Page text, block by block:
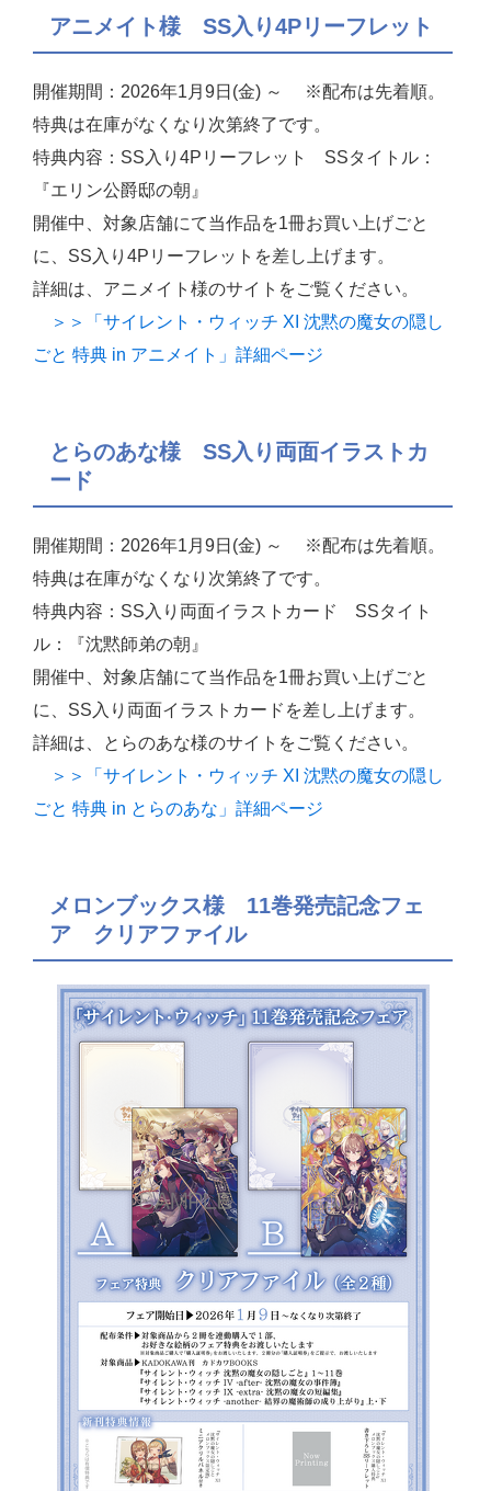
アニメイト様 SS入り4Pリーフレット
開催期間：2026年1月9日(金) ～ ※配布は先着順。
特典は在庫がなくなり次第終了です。
特典内容：SS入り4Pリーフレット SSタイトル：
『エリン公爵邸の朝』
開催中、対象店舗にて当作品を1冊お買い上げごと
に、SS入り4Pリーフレットを差し上げます。
詳細は、アニメイト様のサイトをご覧ください。
＞＞「サイレント・ウィッチ XI 沈黙の魔女の隠し
ごと 特典 in アニメイト」詳細ページ
とらのあな様 SS入り両面イラストカ
ード
開催期間：2026年1月9日(金) ～ ※配布は先着順。
特典は在庫がなくなり次第終了です。
特典内容：SS入り両面イラストカード SSタイト
ル：『沈黙師弟の朝』
開催中、対象店舗にて当作品を1冊お買い上げごと
に、SS入り両面イラストカードを差し上げます。
詳細は、とらのあな様のサイトをご覧ください。
＞＞「サイレント・ウィッチ XI 沈黙の魔女の隠し
ごと 特典 in とらのあな」詳細ページ
メロンブックス様 11巻発売記念フェ
ア クリアファイル